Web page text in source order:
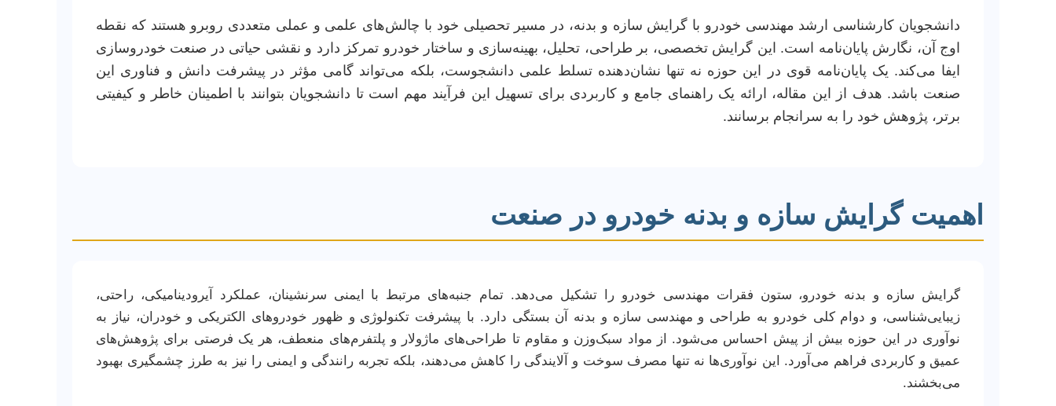
دانشجویان کارشناسی ارشد مهندسی خودرو با گرایش سازه و بدنه، در مسیر تحصیلی خود با چالش‌های علمی و عملی متعددی روبرو هستند که نقطه
اوج آن، نگارش پایان‌نامه است. این گرایش تخصصی، بر طراحی، تحلیل، بهینه‌سازی و ساختار خودرو تمرکز دارد و نقشی حیاتی در صنعت خودروسازی
ایفا می‌کند. یک پایان‌نامه قوی در این حوزه نه تنها نشان‌دهنده تسلط علمی دانشجوست، بلکه می‌تواند گامی مؤثر در پیشرفت دانش و فناوری این
صنعت باشد. هدف از این مقاله، ارائه یک راهنمای جامع و کاربردی برای تسهیل این فرآیند مهم است تا دانشجویان بتوانند با اطمینان خاطر و کیفیتی
برتر، پژوهش خود را به سرانجام برسانند.
اهمیت گرایش سازه و بدنه خودرو در صنعت
گرایش سازه و بدنه خودرو، ستون فقرات مهندسی خودرو را تشکیل می‌دهد. تمام جنبه‌های مرتبط با ایمنی سرنشینان، عملکرد آیرودینامیکی، راحتی،
زیبایی‌شناسی، و دوام کلی خودرو به طراحی و مهندسی سازه و بدنه آن بستگی دارد. با پیشرفت تکنولوژی و ظهور خودروهای الکتریکی و خودران، نیاز به
نوآوری در این حوزه بیش از پیش احساس می‌شود. از مواد سبک‌وزن و مقاوم تا طراحی‌های ماژولار و پلتفرم‌های منعطف، هر یک فرصتی برای پژوهش‌های
عمیق و کاربردی فراهم می‌آورد. این نوآوری‌ها نه تنها مصرف سوخت و آلایندگی را کاهش می‌دهند، بلکه تجربه رانندگی و ایمنی را نیز به طرز چشمگیری بهبود
می‌بخشند.